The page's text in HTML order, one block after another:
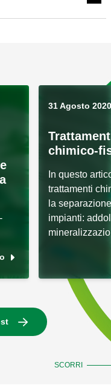
31 Agosto 2020
chimico-
In questo
trattamenti
la
impianti:
SCORRI